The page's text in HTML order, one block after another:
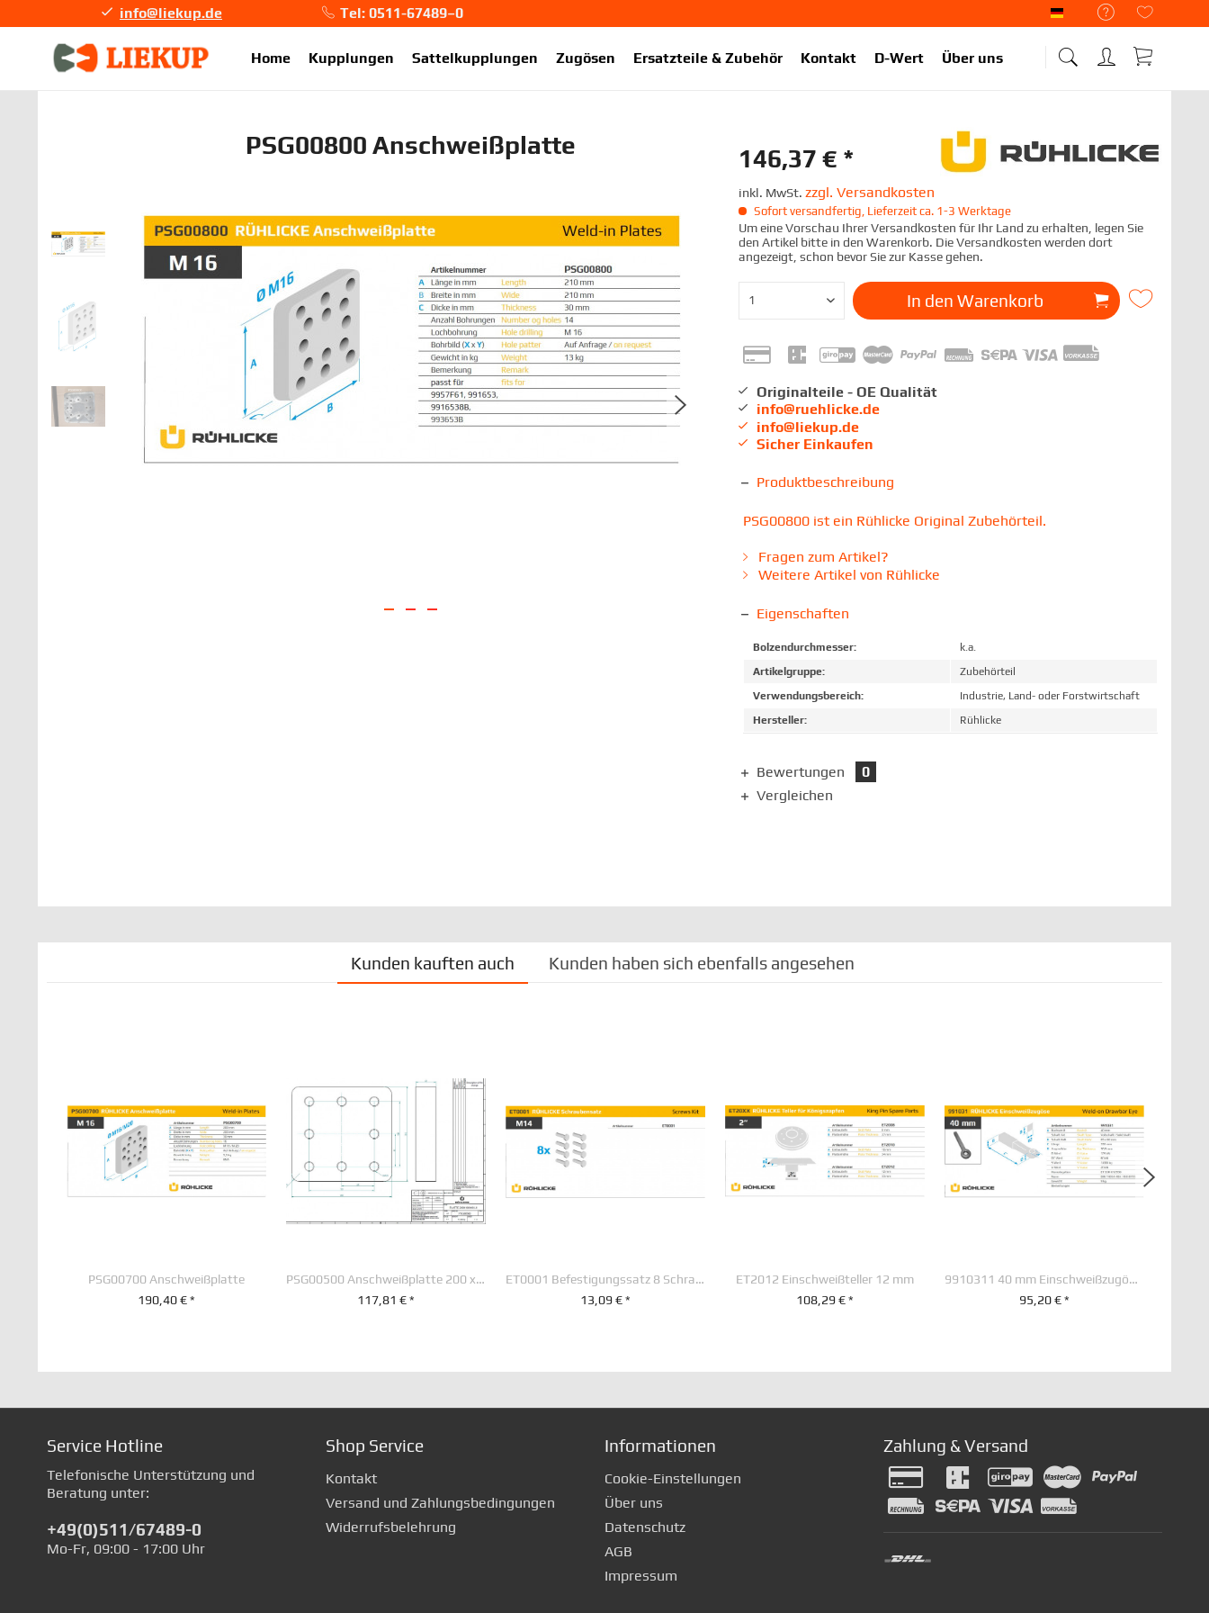
Liekup Deutsch
info@liekup.de
Tel: 0511-67489–0
Home
Kupplungen Sattelkupplungen Zugösen Ersatzteile & Zubehör Kontakt D-Wert Über uns
PSG00800 Anschweißplatte 146,37 € *
inkl. MwSt. zzgl. Versandkosten
Sofort versandfertig, Lieferzeit ca. 1-3 Werktage
Um eine Vorschau Ihrer Versandkosten für Ihr Land zu erhalten, legen Sie
den Artikel bitte in den Warenkorb. Die Versandkosten werden dort
angezeigt, schon bevor Sie zur Kasse gehen.
In den Warenkorb
Originalteile - OE Qualität
info@ruehlicke.de
info@liekup.de
Sicher Einkaufen
Produktbeschreibung
PSG00800 ist ein Rühlicke Original Zubehörteil.
Fragen zum Artikel?
Weitere Artikel von Rühlicke
Eigenschaften
Bolzendurchmesser:
k.a.
Artikelgruppe:
Zubehörteil
Verwendungsbereich:
Industrie, Land- oder Forstwirtschaft
Hersteller:
Rühlicke
Bewertungen
0
Vergleichen
Kunden kauften auch Kunden haben sich ebenfalls angesehen
PSG00700 Anschweißplatte
190,40 € *
PSG00500 Anschweißplatte 200 x 190 x 40 mm
117,81 € *
ET0001 Befestigungssatz 8 Schrauben M 14 x 30
13,09 € *
ET2012 Einschweißteller 12 mm
108,29 € *
9910311 40 mm Einschweißzugöse 65 x 60 Vollschaft
95,20 € *
Service Hotline
Telefonische Unterstützung und
Beratung unter:
+49(0)511/67489-0
Mo-Fr, 09:00 - 17:00 Uhr
Shop Service
Kontakt
Versand und Zahlungsbedingungen
Widerrufsbelehrung
Informationen
Cookie-Einstellungen
Über uns
Datenschutz
AGB
Impressum
Zahlung & Versand